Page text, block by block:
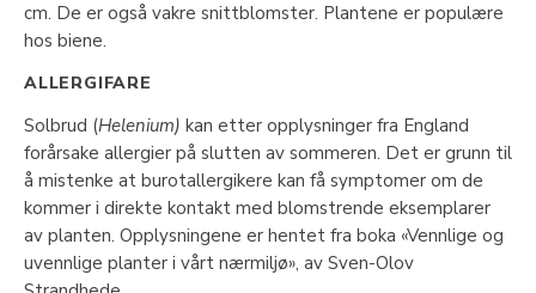
cm. De er også vakre snittblomster. Plantene er populære
hos biene.
ALLERGIFARE
Solbrud (Helenium) kan etter opplysninger fra England
forårsake allergier på slutten av sommeren. Det er grunn til
å mistenke at burotallergikere kan få symptomer om de
kommer i direkte kontakt med blomstrende eksemplarer
av planten. Opplysningene er hentet fra boka «Vennlige og
uvennlige planter i vårt nærmiljø», av Sven-Olov